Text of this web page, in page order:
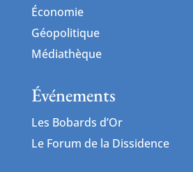
Économie
Géopolitique
Médiathèque
Événements
Les Bobards d’Or
Le Forum de la Dissidence